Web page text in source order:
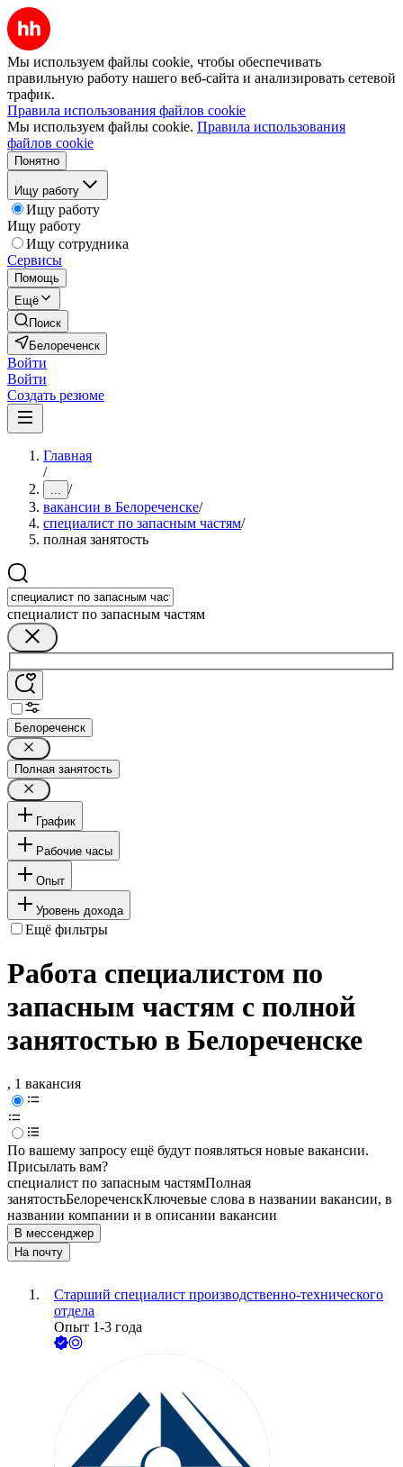
Мы используем файлы cookie, чтобы обеспечивать
правильную работу нашего веб-сайта и анализировать сетевой
трафик.
Правила использования файлов cookie
Мы используем файлы cookie. Правила использования
файлов cookie
Понятно
Ищу работу
Ищу работу
Ищу работу
Ищу сотрудника
Сервисы
Помощь
Ещё
Поиск
Белореченск
Войти
Войти
Создать резюме
Главная
/
... /
вакансии в Белореченске/
специалист по запасным частям/
полная занятость
специалист по запасным частям
Белореченск
Полная занятость
График
Рабочие часы
Опыт
Уровень дохода
Ещё фильтры
Работа специалистом по
запасным частям с полной
занятостью в Белореченске
, 1 вакансия
По вашему запросу ещё будут появляться новые вакансии.
Присылать вам?
специалист по запасным частямПолная
занятостьБелореченскКлючевые слова в названии вакансии, в
названии компании и в описании вакансии
В мессенджер
На почту
Старший специалист производственно-технического
отдела
Опыт 1-3 года